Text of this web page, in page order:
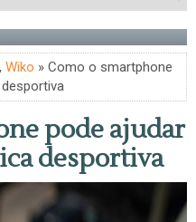
, Wiko » Como o smartphone
pode ajudar
desportiva